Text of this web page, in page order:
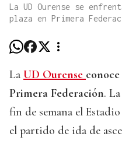
La UD Ourense se
plaza en Primera
La UD Ourense
Primera Federación. La
fin de semana el
el partido de ida de